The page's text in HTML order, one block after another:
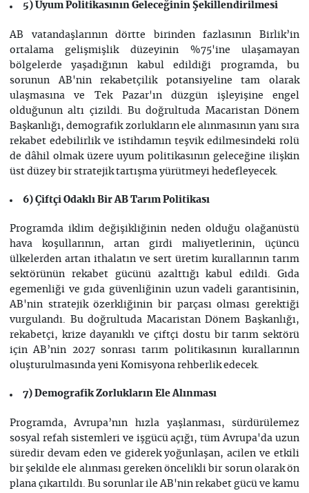
5) Uyum Politikasının Geleceğinin Şekillendirilmesi
AB vatandaşlarının dörtte birinden fazlasının Birlik’in
ortalama gelişmişlik düzeyinin %75'ine ulaşamayan
bölgelerde yaşadığının kabul edildiği programda, bu
sorunun AB'nin rekabetçilik potansiyeline tam olarak
ulaşmasına ve Tek Pazar'ın düzgün işleyişine engel
olduğunun altı çizildi. Bu doğrultuda Macaristan Dönem
Başkanlığı, demografik zorlukların ele alınmasının yanı sıra
rekabet edebilirlik ve istihdamın teşvik edilmesindeki rolü
de dâhil olmak üzere uyum politikasının geleceğine ilişkin
üst düzey bir stratejik tartışma yürütmeyi hedefleyecek.
6) Çiftçi Odaklı Bir AB Tarım Politikası
Programda iklim değişikliğinin neden olduğu olağanüstü
hava koşullarının, artan girdi maliyetlerinin, üçüncü
ülkelerden artan ithalatın ve sert üretim kurallarının tarım
sektörünün rekabet gücünü azalttığı kabul edildi. Gıda
egemenliği ve gıda güvenliğinin uzun vadeli garantisinin,
AB'nin stratejik özerkliğinin bir parçası olması gerektiği
vurgulandı. Bu doğrultuda Macaristan Dönem Başkanlığı,
rekabetçi, krize dayanıklı ve çiftçi dostu bir tarım sektörü
için AB’nin 2027 sonrası tarım politikasının kurallarının
oluşturulmasında yeni Komisyona rehberlik edecek.
7) Demografik Zorlukların Ele Alınması
Programda, Avrupa’nın hızla yaşlanması, sürdürülemez
sosyal refah sistemleri ve işgücü açığı, tüm Avrupa'da uzun
süredir devam eden ve giderek yoğunlaşan, acilen ve etkili
bir şekilde ele alınması gereken öncelikli bir sorun olarak ön
plana çıkartıldı. Bu sorunlar ile AB'nin rekabet gücü ve kamu